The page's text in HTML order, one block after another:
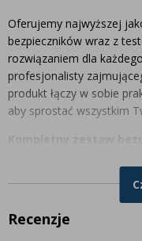
Oferujemy najwyższej
bezpieczników wraz z
rozwiązaniem dla
profesjonalisty
produkt łączy w sobie
aby sprostać wszystkim
Kompletny zestaw
projektu. Obudowa
materiałów, co
mechaniczne.
Recenzje